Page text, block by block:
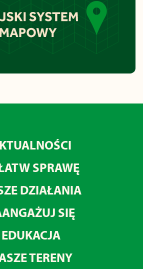
SPRAWĘ
DZIAŁANIA
SIĘ
EDUKACJA
TERENY